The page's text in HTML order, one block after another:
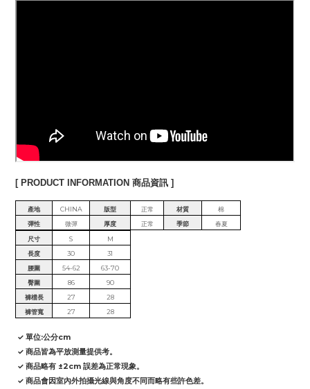
[ PRODUCT INFORMATION 商品資訊 ]
產地 CHINA 版型 正常 材質
棉
彈性
微彈 厚度 正常 季節
春夏
尺寸
S
M
長度
30
31
腰圍
54-62
63-70
臀圍
86
90
褲檔長
27
28
褲管寬
27 28
✓ 單位:公分cm
✓ 商品皆為平放測量提供考。
✓ 商品略有 ±2cm 誤差為正常現象。
✓ 商品會因室內外拍攝光線與角度不同而略有些許色差。